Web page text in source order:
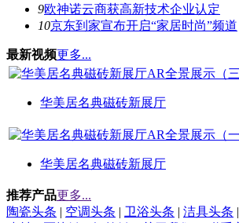
9欧神诺云商获高新技术企业认定
10京东到家宣布开启“家居时尚”频道
最新视频更多...
华美居名典磁砖新展厅
华美居名典磁砖新展厅
推荐产品更多...
陶瓷头条 | 空调头条 | 卫浴头条 | 洁具头条 |